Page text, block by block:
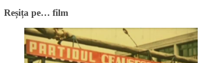
Reșița pe… film